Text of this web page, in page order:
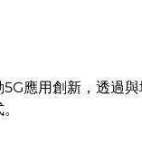
應用創新，透過